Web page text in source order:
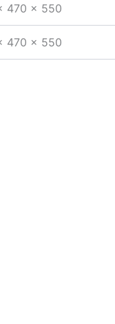
470 x 550
470 x 550